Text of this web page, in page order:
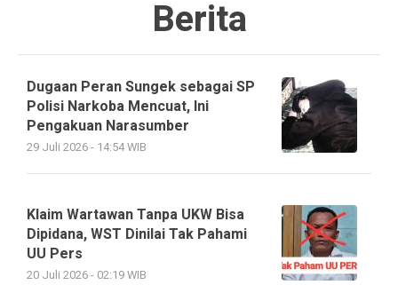
Berita
Dugaan Peran Sungek sebagai SP
Polisi Narkoba Mencuat, Ini
Pengakuan Narasumber
29 Juli 2026 - 14:54 WIB
Klaim Wartawan Tanpa UKW Bisa
Dipidana, WST Dinilai Tak Pahami
UU Pers
20 Juli 2026 - 02:19 WIB